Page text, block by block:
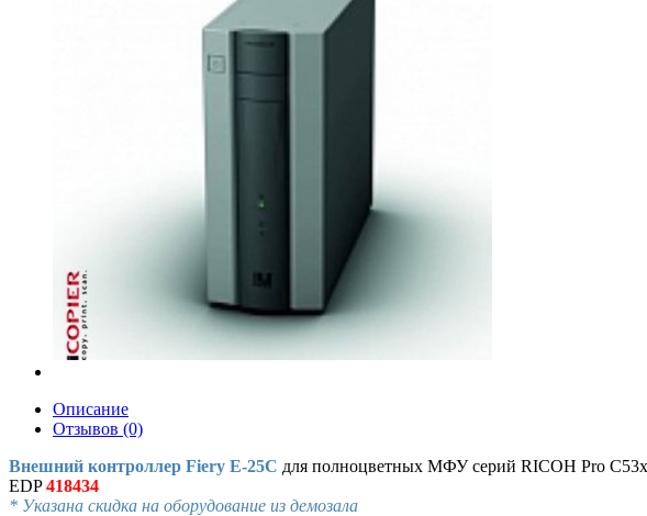
Описание
Отзывов (0)
Внешний контроллер Fiery E-25C для полноцветных МФУ серий RICOH Pro
EDP418434
* Указана скидка на оборудование из демозала